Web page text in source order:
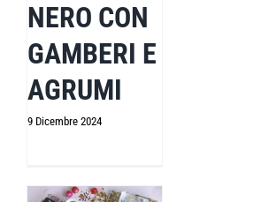
NERO CON
GAMBERI E
AGRUMI
9 Dicembre 2024